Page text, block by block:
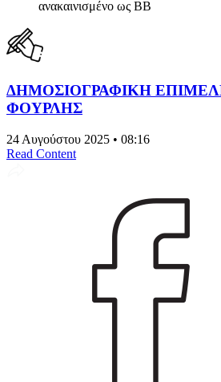
ανακαινισμένο ως BB
ΔΗΜΟΣΙΟΓΡΑΦΙΚΗ
ΦΟΥΡΛΗΣ
24 Αυγούστου 2025 • 08:16
Read Content